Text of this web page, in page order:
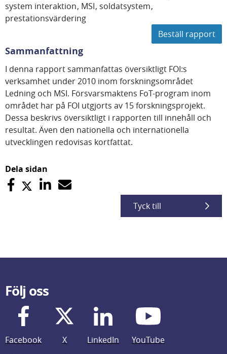
system interaktion MSI soldatsystem
prestationsvärdering
Beställ rapport
Sammanfattning
I denna rapport sammanfattas översiktligt FOI:s
verksamhet under 2010 inom forskningsområdet
Ledning och MSI. Försvarsmaktens FoT-program inom
området har på FOI utgjorts av 15 forskningsprojekt.
Dessa beskrivs översiktligt i rapporten till innehåll och
resultat. Även den nationella och internationella
utvecklingen redovisas kortfattat.
Dela sidan
Tyck till
Följ oss
Facebook X LinkedIn
YouTube